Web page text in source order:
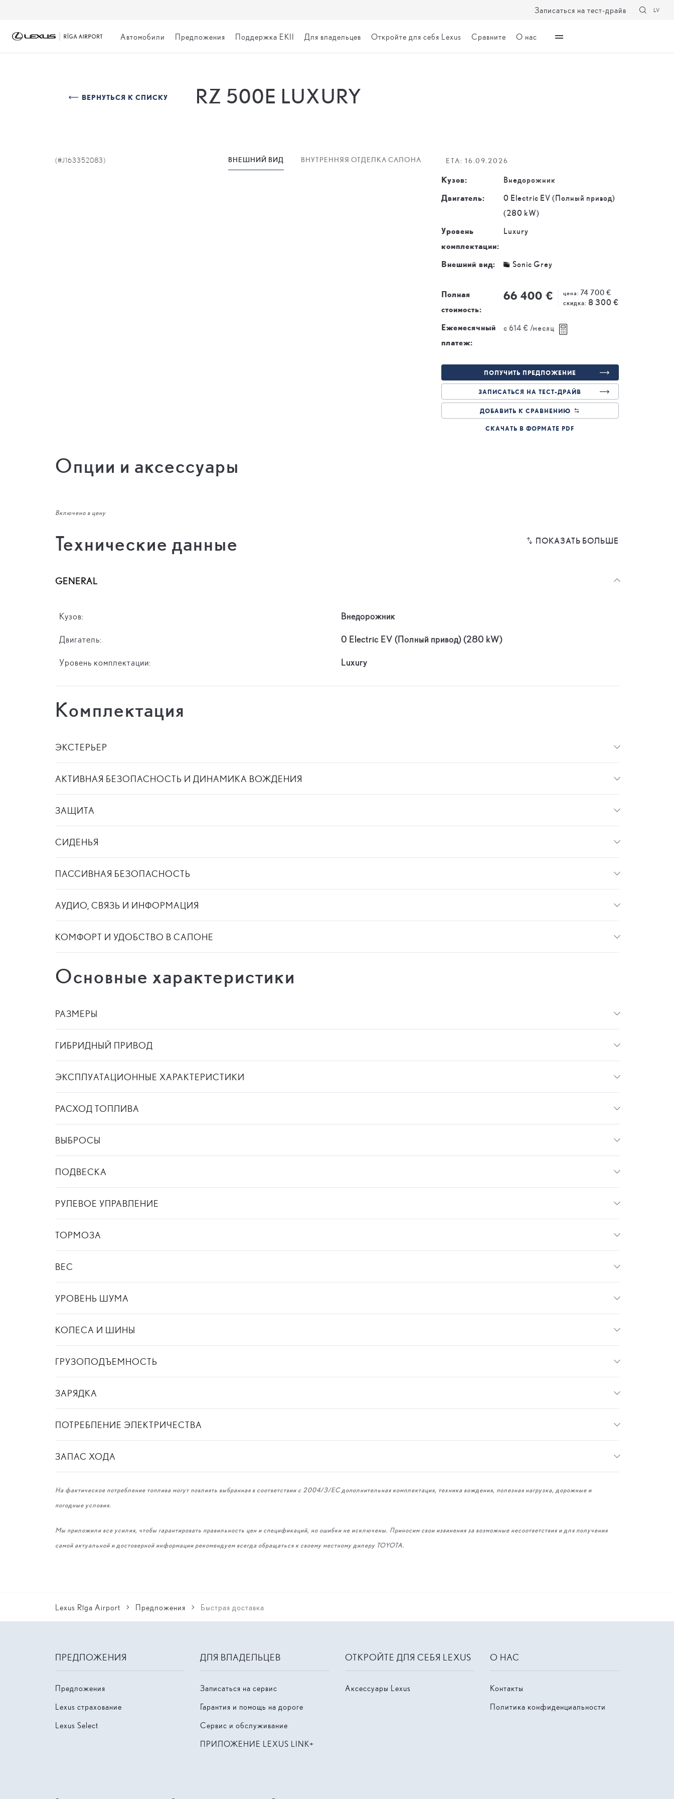
Автомобили Предложения Поддержка EKII Для владельцев Откройте для себя Lexus Сравните О нас
Записаться на тест-драйв LV
ВЕРНУТЬСЯ К СПИСКУ RZ 500E LUXURY
(#J163352083) ВНЕШНИЙ ВИД ВНУТРЕННЯЯ ОТДЕЛКА САЛОНА ETA: 16.09.2026
Кузов:
Внедорожник
Двигатель:
0 Electric EV (Полный привод)
(280 kW)
Уровень
комплектации:
Luxury
Внешний вид: Sonic Grey
Полная
стоимость:
66 400 € цена: 74 700 €
скидка: 8 300 €
Ежемесячный
платеж:
с 614 € /месяц
ПОЛУЧИТЬ ПРЕДЛОЖЕНИЕ
ЗАПИСАТЬСЯ НА ТЕСТ-ДРАЙВ
ДОБАВИТЬ К СРАВНЕНИЮ
СКАЧАТЬ В ФОРМАТЕ PDF
Опции и аксессуары
Включено в цену
Технические данные
GENERAL
Кузов: Внедорожник
Двигатель: 0 Electric EV (Полный привод) (280 kW)
Уровень комплектации: Luxury
Комплектация
ЭКСТЕРЬЕР
АКТИВНАЯ БЕЗОПАСНОСТЬ И ДИНАМИКА ВОЖДЕНИЯ
ЗАЩИТА
СИДЕНЬЯ
ПАССИВНАЯ БЕЗОПАСНОСТЬ
АУДИО, СВЯЗЬ И ИНФОРМАЦИЯ
КОМФОРТ И УДОБСТВО В САЛОНЕ
Основные характеристики
РАЗМЕРЫ
ГИБРИДНЫЙ ПРИВОД
ЭКСПЛУАТАЦИОННЫЕ ХАРАКТЕРИСТИКИ
РАСХОД ТОПЛИВА
ВЫБРОСЫ
ПОДВЕСКА
РУЛЕВОЕ УПРАВЛЕНИЕ
ТОРМОЗА
ВЕС
УРОВЕНЬ ШУМА
КОЛЕСА И ШИНЫ
ГРУЗОПОДЪЕМНОСТЬ
ЗАРЯДКА
ПОТРЕБЛЕНИЕ ЭЛЕКТРИЧЕСТВА
ЗАПАС ХОДА
На фактическое потребление топлива могут повлиять выбранная в соответствии с 2004/3/ЕС дополнительная комплектация, техника вождения, полезная нагрузка, дорожные и
погодные условия.
Мы приложили все усилия, чтобы гарантировать правильность цен и спецификаций, но ошибки не исключены. Приносим свои извинения за возможные несоответствия и для получения
самой актуальной и достоверной информации рекомендуем всегда обращаться к своему местному дилеру TOYOTA.
Lexus Rīga Airport Предложения Быстрая доставка
ПРЕДЛОЖЕНИЯ
Предложения
Lexus страхование
Lexus Select
ДЛЯ ВЛАДЕЛЬЦЕВ
Записаться на сервис
Гарантия и помощь на дороге
Сервис и обслуживание
ПРИЛОЖЕНИЕ LEXUS LINK+
ОТКРОЙТЕ ДЛЯ СЕБЯ LEXUS
Аксессуары Lexus
О НАС
Контакты
Политика конфиденциальности